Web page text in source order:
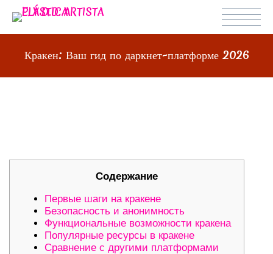
Кракен: Ваш гид по даркнет-платформе 2026
Содержание
Первые шаги на кракене
Безопасность и анонимность
Функциональные возможности кракена
Популярные ресурсы в кракене
Сравнение с другими платформами